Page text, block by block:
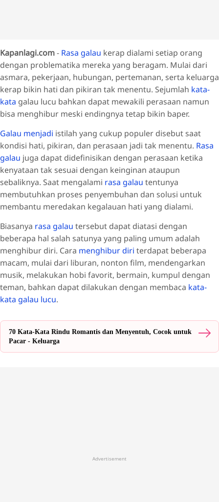
Kapanlagi.com- Rasa galau kerap dialami setiap orang
dengan problematika mereka yang beragam. Mulai dari
asmara, pekerjaan, hubungan, pertemanan, serta keluarga
kerap bikin hati dan pikiran tak menentu. Sejumlah kata-
kata galau lucu bahkan dapat mewakili perasaan namun
bisa menghibur meski endingnya tetap bikin baper.
Galau menjadi istilah yang cukup populer disebut saat
kondisi hati, pikiran, dan perasaan jadi tak menentu. Rasa
galau juga dapat didefinisikan dengan perasaan ketika
kenyataan tak sesuai dengan keinginan ataupun
sebaliknya. Saat mengalami rasa galau tentunya
membutuhkan proses penyembuhan dan solusi untuk
membantu meredakan kegalauan hati yang dialami.
Biasanya rasa galau tersebut dapat diatasi dengan
beberapa hal salah satunya yang paling umum adalah
menghibur diri. Cara menghibur diri terdapat beberapa
macam, mulai dari liburan, nonton film, mendengarkan
musik, melakukan hobi favorit, bermain, kumpul dengan
teman, bahkan dapat dilakukan dengan membaca kata-
kata galau lucu.
70 Kata-Kata Rindu Romantis dan Menyentuh, Cocok untuk
Pacar - Keluarga
Advertisement